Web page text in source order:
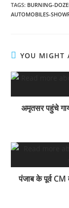
o
A
g
m
r
TAGS: BURNING-
AUTOMOBILES-
YOU MIGHT
अमृतसर पहुंचे
पंजाब के पूर्व CM